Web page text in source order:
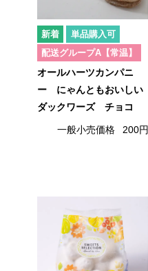
単品購入可
配送グループA【常温】
オールハーツカンパニ
ー にゃんともおいしい
ダックワーズ チョコ
一般小売価格 200円